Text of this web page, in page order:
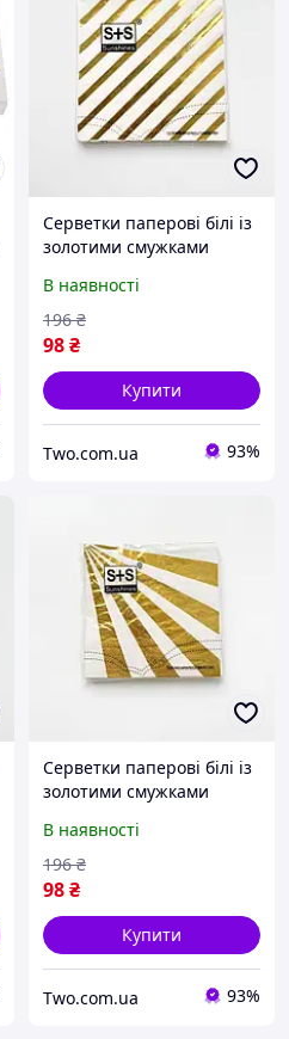
Серветки паперові білі із
золотими смужками
сервірування столу, дня
народження, весілля,
вечірки
В наявності
98₴
196 ₴
Купити
Two.com.ua 93%
Серветки паперові білі із
золотими смужками
сервірування столу
В наявності
98₴
196 ₴
Купити
Two.com.ua 93%